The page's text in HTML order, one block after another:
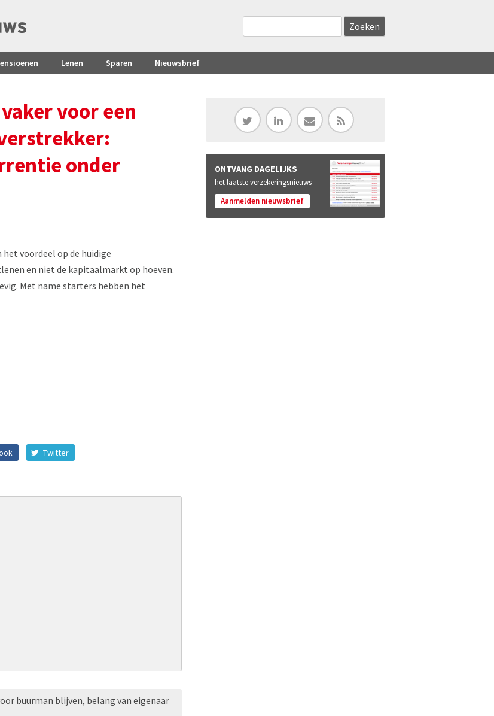
Lenen Sparen Nieuwsbrief
voor een
onder
voordeel op de huidige
en niet de kapitaalmarkt op hoeven.
Met name starters hebben het
Twitter
buurman blijven, belang van eigenaar
ONTVANG DAGELIJKS
het laatste verzekeringsnieuws
Aanmelden nieuwsbrief